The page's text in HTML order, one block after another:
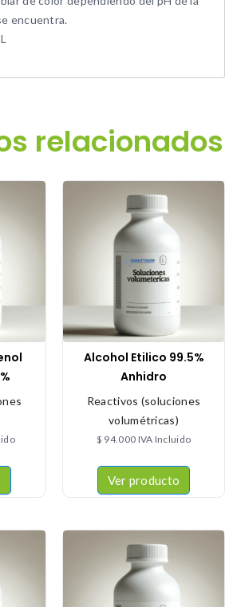
encuentra.
relacionados
Alcohol Etilico 99.5%
Anhidro
Reactivos (soluciones
volumétricas)
$ 94.000 IVA Incluido
Ver producto